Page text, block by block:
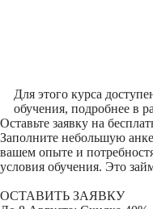
Для этого курса
обучения, подробнее в
Оставьте заявку на
Заполните небольшую
вашем опыте и
условия обучения. Это
ОСТАВИТЬ ЗАЯВКУ